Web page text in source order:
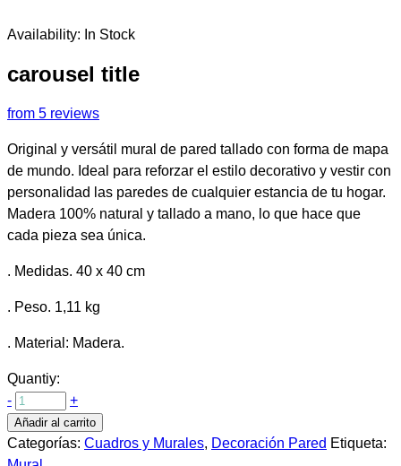
Availability: In Stock
carousel title
from 5 reviews
Original y versátil mural de pared tallado con forma de mapa
de mundo. Ideal para reforzar el estilo decorativo y vestir con
personalidad las paredes de cualquier estancia de tu hogar.
Madera 100% natural y tallado a mano, lo que hace que
cada pieza sea única.
. Medidas. 40 x 40 cm
. Peso. 1,11 kg
. Material: Madera.
Quantiy:
-
+
Añadir al carrito
Categorías: Cuadros y Murales, Decoración Pared Etiqueta: